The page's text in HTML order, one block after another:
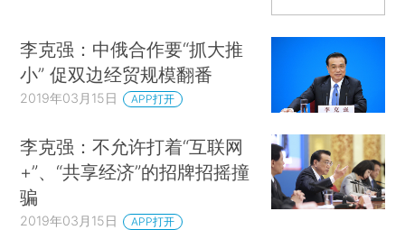
李克强：中俄合作要“抓大推
小” 促双边经贸规模翻番
2019年03月15日 APP打开
李克强：不允许打着“互联网
+”、“共享经济”的招牌招摇撞
骗
2019年03月15日 APP打开